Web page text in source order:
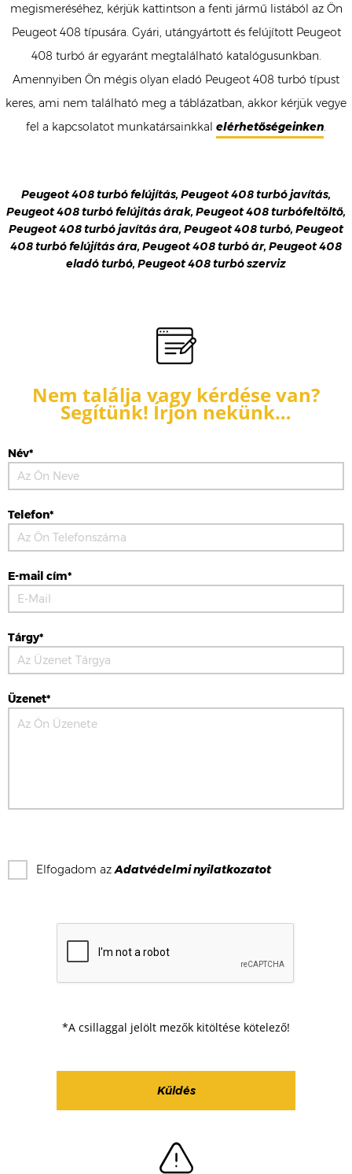
megismeréséhez, kérjük kattintson a fenti jármű listából az Ön
Peugeot 408 típusára. Gyári, utángyártott és felújított Peugeot
408 turbó ár egyaránt megtalálható katalógusunkban.
Amennyiben Ön mégis olyan eladó Peugeot 408 turbó típust
keres, ami nem található meg a táblázatban, akkor kérjük vegye
fel a kapcsolatot munkatársainkkal elérhetőségeinken.
Peugeot 408 turbó felújítás, Peugeot 408 turbó javítás,
Peugeot 408 turbó felújítás árak, Peugeot 408 turbófeltöltő,
Peugeot 408 turbó javítás ára, Peugeot 408 turbó, Peugeot
408 turbó felújítás ára, Peugeot 408 turbó ár, Peugeot 408
eladó turbó, Peugeot 408 turbó szerviz
Nem találja vagy kérdése van?
Segítünk! Írjon nekünk…
Név*
Telefon*
E-mail cím*
Tárgy*
Üzenet*
Elfogadom azAdatvédelmi nyilatkozatot
*A csillaggal jelölt mezők kitöltése kötelező!